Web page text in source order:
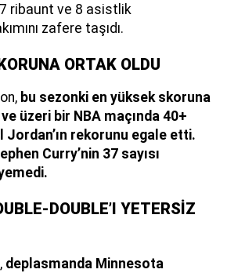
ribaunt ve 8 asistlik
zafere taşıdı.
ORTAK OLDU
bu sezonki en yüksek skoruna
üzeri bir NBA maçında 40+
Jordan’ın rekorunu egale etti.
Curry’nin 37 sayısı
DOUBLE’I YETERSİZ
deplasmanda Minnesota